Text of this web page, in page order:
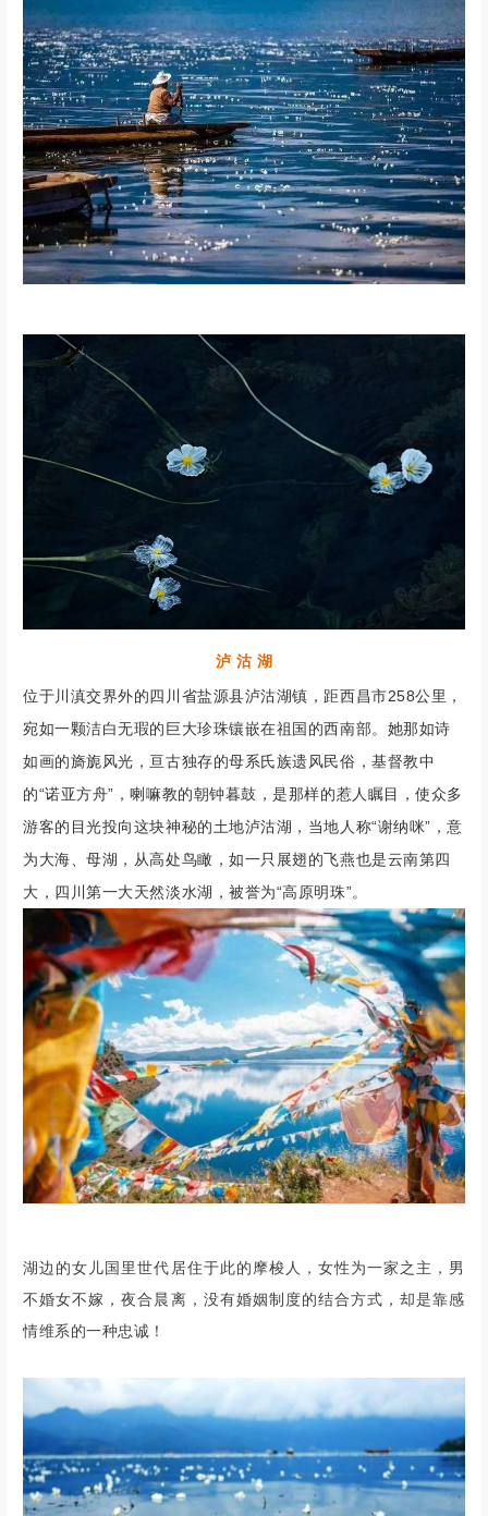
泸 沽 湖
位于川滇交界外的四川省盐源县泸沽湖镇，距西昌市258公里，
宛如一颗洁白无瑕的巨大珍珠镶嵌在祖国的西南部。她那如诗
如画的旖旎风光，亘古独存的母系氏族遗风民俗，基督教中
的“诺亚方舟”，喇嘛教的朝钟暮鼓，是那样的惹人瞩目，使众多
游客的目光投向这块神秘的土地泸沽湖，当地人称“谢纳咪”，意
为大海、母湖，从高处鸟瞰，如一只展翅的飞燕也是云南第四
大，四川第一大天然淡水湖，被誉为“高原明珠”。
湖边的女儿国里世代居住于此的摩梭人，女性为一家之主，男
不婚女不嫁，夜合晨离，没有婚姻制度的结合方式，却是靠感
情维系的一种忠诚！